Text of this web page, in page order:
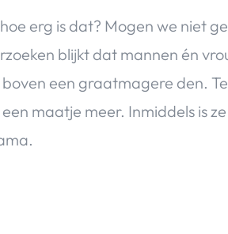
erg is dat? Mogen we niet
blijkt dat mannen én
een graatmagere den.
maatje meer. Inmiddels is